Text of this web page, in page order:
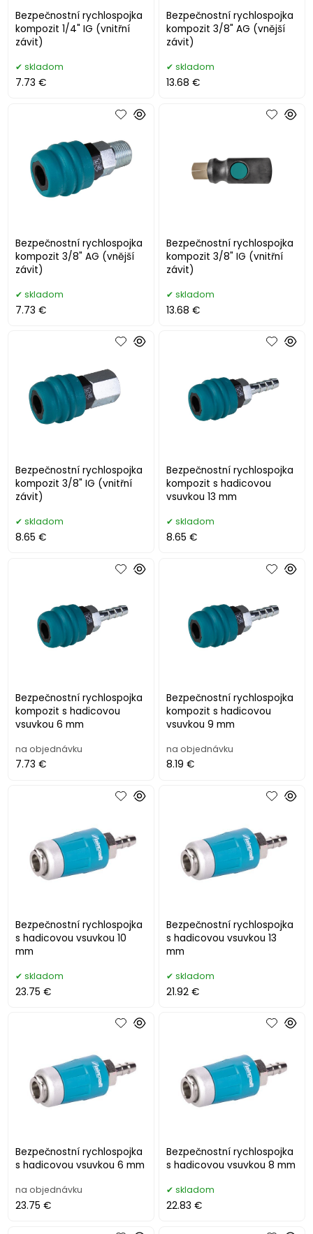
Bezpečnostní rychlospojka
kompozit 1/4" IG (vnitřní
závit)
skladom
7.73 €
Bezpečnostní rychlospojka
kompozit 3/8" AG (vnější
závit)
skladom
13.68 €
Bezpečnostní rychlospojka
kompozit 3/8" AG (vnější
závit)
skladom
7.73 €
Bezpečnostní rychlospojka
kompozit 3/8" IG (vnitřní
závit)
skladom
13.68 €
Bezpečnostní rychlospojka
kompozit 3/8" IG (vnitřní
závit)
skladom
8.65 €
Bezpečnostní rychlospojka
kompozit s hadicovou
vsuvkou 13 mm
skladom
8.65 €
Bezpečnostní rychlospojka
kompozit s hadicovou
vsuvkou 6 mm
na objednávku
7.73 €
Bezpečnostní rychlospojka
kompozit s hadicovou
vsuvkou 9 mm
na objednávku
8.19 €
Bezpečnostní rychlospojka
s hadicovou vsuvkou 10
mm
skladom
23.75 €
Bezpečnostní rychlospojka
s hadicovou vsuvkou 13
mm
skladom
21.92 €
Bezpečnostní rychlospojka
s hadicovou vsuvkou 6 mm
na objednávku
23.75 €
Bezpečnostní rychlospojka
s hadicovou vsuvkou 8 mm
skladom
22.83 €